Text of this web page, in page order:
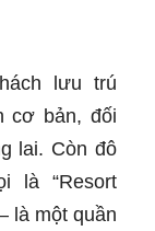
lưu trú
cơ bản, đối
lai. Còn đô
là “Resort
là một quần